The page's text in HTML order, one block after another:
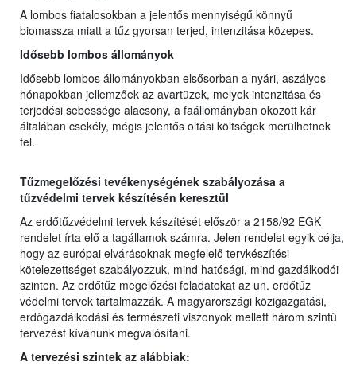
A lombos fiatalosokban a jelentős mennyiségű könnyű
biomassza miatt a tűz gyorsan terjed, intenzitása közepes.
Idősebb lombos állományok
Idősebb lombos állományokban elsősorban a nyári, aszályos
hónapokban jellemzőek az avartüzek, melyek intenzitása és
terjedési sebessége alacsony, a faállományban okozott kár
általában csekély, mégis jelentős oltási költségek merülhetnek
fel.
Tűzmegelőzési tevékenységének szabályozása a
tűzvédelmi tervek készítésén keresztül
Az erdőtűzvédelmi tervek készítését először a 2158/92 EGK
rendelet írta elő a tagállamok számra. Jelen rendelet egyik célja,
hogy az európai elvárásoknak megfelelő tervkészítési
kötelezettséget szabályozzuk, mind hatósági, mind gazdálkodói
szinten. Az erdőtűz megelőzési feladatokat az un. erdőtűz
védelmi tervek tartalmazzák. A magyarországi közigazgatási,
erdőgazdálkodási és természeti viszonyok mellett három szintű
tervezést kívánunk megvalósítani.
A tervezési szintek az alábbiak: